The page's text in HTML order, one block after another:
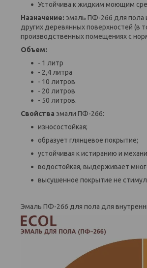
Устойчива к жидким моющим
Назначение: эмаль ПФ-266 для пола
других деревянных поверхностей (в
производственных помещениях с
Объем:
- 1 литр
- 2,4 литра
- 10 литров
- 20 литров
- 50 литров.
Свойства эмали ПФ-266:
износостойкая;
образует глянцевое покрытие;
устойчивая к истиранию и
водостойкая, выдерживает
высушенное покрытие не
Эмаль ПФ-266 для пола для